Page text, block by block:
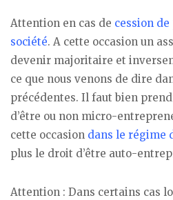
Attention en cas de cession de
société. A cette occasion un
devenir majoritaire et
ce que nous venons de dire
précédentes. Il faut bien
d’être ou non micro-
cette occasion dans le régime
plus le droit d’être auto-
Attention : Dans certains cas